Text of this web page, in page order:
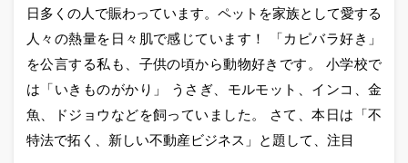
日多くの人で賑わっています。ペットを家族として愛する
人々の熱量を日々肌で感じています！ 「カピバラ好き」
を公言する私も、子供の頃から動物好きです。 小学校で
は「いきものがかり」 うさぎ、モルモット、インコ、金
魚、ドジョウなどを飼っていました。 さて、本日は「不
特法で拓く、新しい不動産ビジネス」と題して、注目